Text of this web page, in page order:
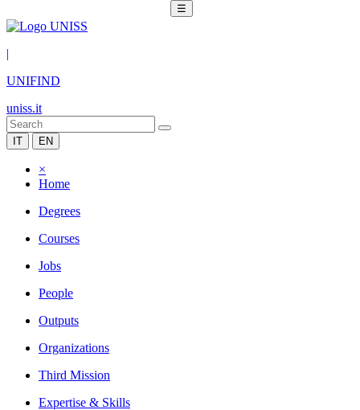
☰
|
UNIFIND
uniss.it
IT EN
×
Home
Degrees
Courses
Jobs
People
Outputs
Organizations
Third Mission
Expertise & Skills